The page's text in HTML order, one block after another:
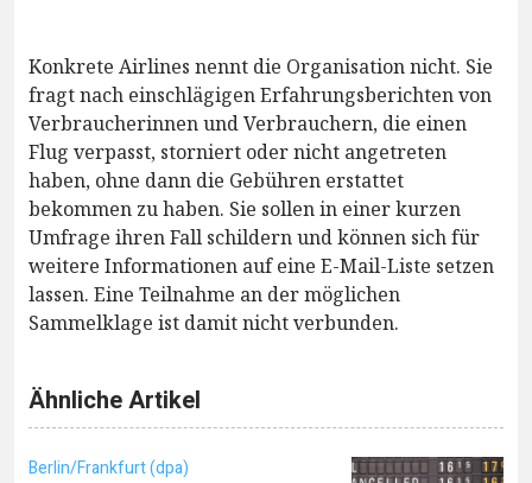
Konkrete Airlines nennt die Organisation nicht. Sie
fragt nach einschlägigen Erfahrungsberichten von
Verbraucherinnen und Verbrauchern, die einen
Flug verpasst, storniert oder nicht angetreten
haben, ohne dann die Gebühren erstattet
bekommen zu haben. Sie sollen in einer kurzen
Umfrage ihren Fall schildern und können sich für
weitere Informationen auf eine E-Mail-Liste setzen
lassen. Eine Teilnahme an der möglichen
Sammelklage ist damit nicht verbunden.
Ähnliche Artikel
Berlin/Frankfurt (dpa)